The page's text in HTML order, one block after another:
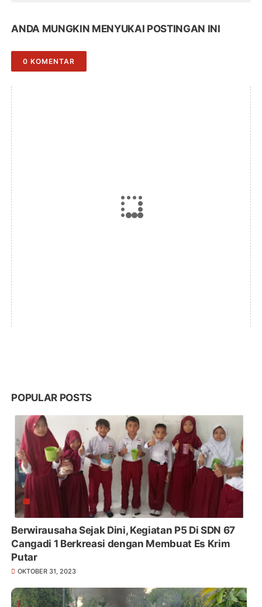
ANDA MUNGKIN MENYUKAI POSTINGAN INI
0 KOMENTAR
POPULAR POSTS
Berwirausaha Sejak Dini, Kegiatan P5 Di SDN 67
Cangadi 1 Berkreasi dengan Membuat Es Krim
Putar
OKTOBER 31, 2023